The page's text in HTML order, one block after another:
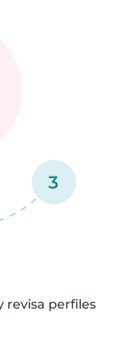
3
revisa perfiles